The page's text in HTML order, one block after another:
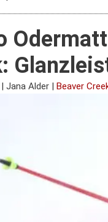
| Jana Alder | Beaver